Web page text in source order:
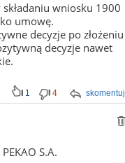
wniosku 1900
umowę.
decyzje po złożeniu
decyzje nawet
skomentuj
1 4
S.A.